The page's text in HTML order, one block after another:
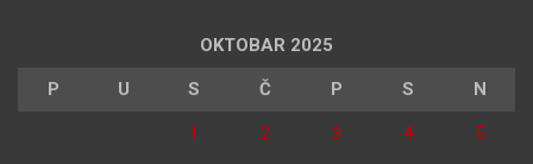
OKTOBAR 2025
P U S Č P S N
1 2 3 4 5